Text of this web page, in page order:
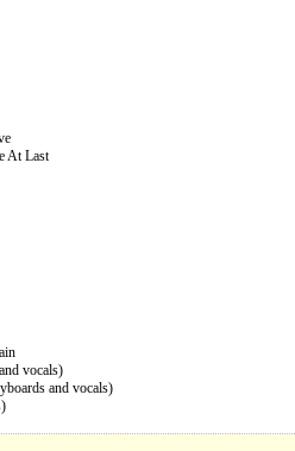
At Last
vocals)
and vocals)